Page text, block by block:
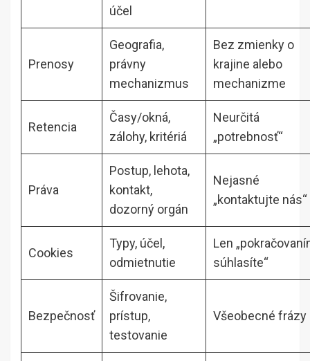
účel
Prenosy
Geografia,
právny
mechanizmus
Bez zmienky o
krajine alebo
mechanizme
Retencia
Časy/okná,
zálohy, kritériá
Neurčitá
„potrebnosť“
Práva
Postup, lehota,
kontakt,
dozorný orgán
Nejasné
„kontaktujte nás“
Cookies
Typy, účel,
odmietnutie
Len
súhlasíte“
Bezpečnosť
Šifrovanie,
prístup,
testovanie
Všeobecné frázy